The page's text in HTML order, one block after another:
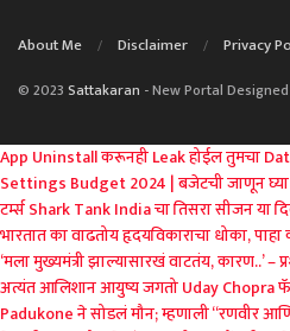
About Me Disclaimer Privacy
© 2023 Sattakaran - New Portal
App Uninstall करूनही Leak होईल तुमचा
Settings Budget 2024 | बजेटची जाणून
टर्म्सShark Tank India चा तिसरा सीजन या
भारतात का वाढतोय हृदयविकाराचा धोका,
‘मला मुख्यमंत्री झाल्यासारखं वाटतंय, कारण..’ –
अत्यंत आलिशान आयुष्य जगतो Uday Chopra
Padukone ने सोडलं मौन; म्हणाली “रणवीर